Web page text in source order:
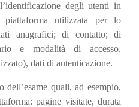
degli utenti in
piattaforma utilizzata per lo
anagrafici; di contatto; di
e modalità di accesso,
dati di autenticazione.
quali, ad esempio,
pagine visitate, durata